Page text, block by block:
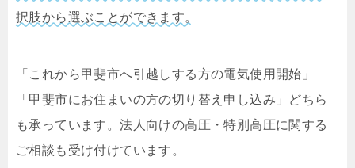
択肢から選ぶことができます。
「これから甲斐市へ引越しする方の電気使用開始」
「甲斐市にお住まいの方の切り替え申し込み」どちら
も承っています。法人向けの高圧・特別高圧に関する
ご相談も受け付けています。